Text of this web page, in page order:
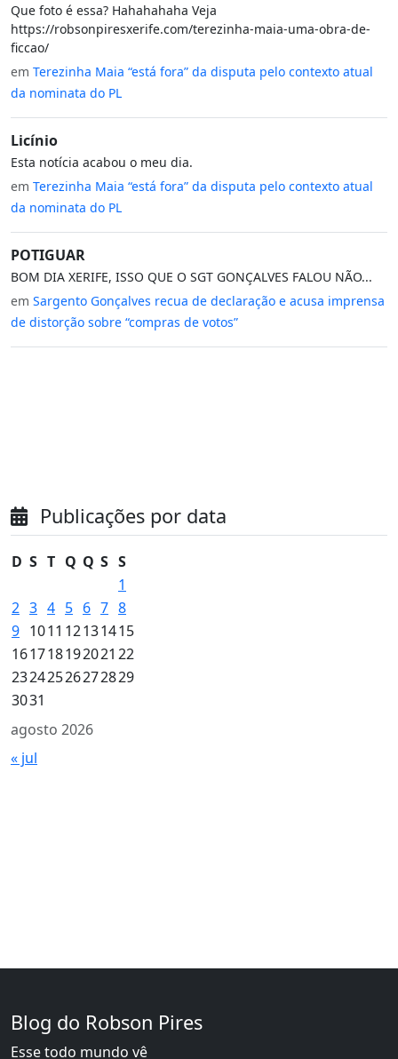
Que foto é essa? Hahahahaha Veja
https://robsonpiresxerife.com/terezinha-maia-uma-obra-de-
ficcao/
em Terezinha Maia “está fora” da disputa pelo contexto atual
da nominata do PL
Licínio
Esta notícia acabou o meu dia.
em Terezinha Maia “está fora” da disputa pelo contexto atual
da nominata do PL
POTIGUAR
BOM DIA XERIFE, ISSO QUE O SGT GONÇALVES FALOU NÃO...
em Sargento Gonçalves recua de declaração e acusa imprensa
de distorção sobre “compras de votos”
Publicações por data
agosto 2026
D S T Q Q S S
1
2 3 4 5 6 7 8
9 1011 12131415
161718192021 22
23242526272829
3031
« jul
Blog do Robson Pires
Esse todo mundo vê